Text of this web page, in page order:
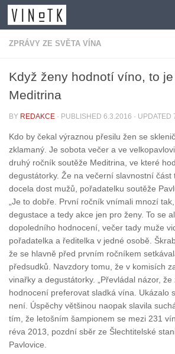
Skip to content
ZPRÁVY ZE SVĚTA VÍNA
Když ženy hodnotí víno, to
Meditrina
BY REDAKCE · PUBLISHED 6.3.2016 · UPDATED
Kdo by čekal výraznou přesilu žen se
zklamaný. Je sobota večer a ve
druhý ročník soutěže Meditrina, ve které
degustátorky. Že na večerní slavnostní část
docela dost mužů, pořadatelku soutěže
„Je to dobře. První ročník vnímali mnozí
degustace a tedy akce jen pro ženy. To se
dopoledního hodnocení, večer tady muže
pořadatelka a ředitelka v jedné osobě.
že se hlavně před prvním ročníkem
předsudků. Navzdory tomu, že v komisích
vinařky a degustátorky. „Převládal názor,
hodnocení preferovat sladká vína. Ukázalo
není. Úspěchy většinou naopak slavila
tím, že letošním šampionem se mezi 231
réva 2013, pozdní sběr ze Šlechtitelské
Pavlovice.